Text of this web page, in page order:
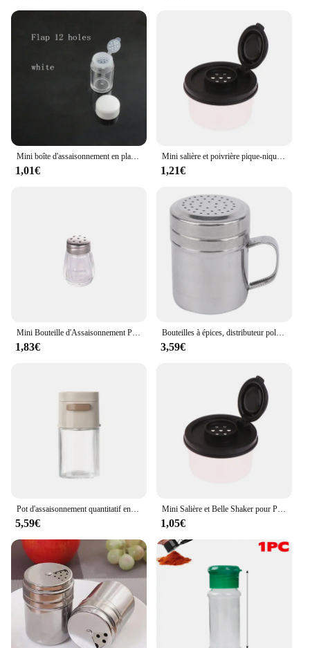
It's suitable for a variety of scenarios, from casual
meals at home to upscale dining experiences. The
durable construction ensures that these dispensers
withstand the rigors of daily use, while the modern
design makes them a staple in any professional
kitchen. As a wholesale product, it's perfect for
vendors and suppliers looking to offer a premium
product to their customers. With its ability to cater
to a wide range of needs, this set is a must-have for
anyone looking to elevate their culinary game.
Mini boîte d'assaisonnement en plastique réutilisable, stockage de sel, camping en plein air, pique-nique, barbecue, bocal à épices portable, 1 pièce
1,01€
Mini salière et poivrière pique-nique cuisine extérieure boîte à déjeuner voyage plastique épices scellé pot distributeur condiment conteneur couvercle
1,21€
Mini Bouteille d'Assaisonnement Portable, Pot de Sel Perforé Durable, Simple et Transparent, Bouteille d'Épices Domestique
1,83€
Bouteilles à épices, distributeur polyvalent, outil de cuisine avec poignée, Shaker, drague, poudre de Barbecue, sel, poivre, sucre en acier inoxydable
3,59€
5,59€
Mini Salière et Belle Shaker pour Pique-Nique, Boîte à Déjeuner de Cuisine en Plein Air, Épices de Voyage, Couvercle Coloré Transparent, Distributeur de Bocaux Scellés en Plastique
1,05€